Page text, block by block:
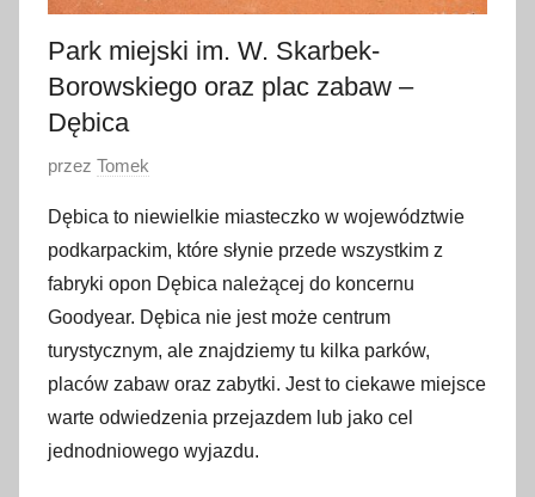
Park miejski im. W. Skarbek-
Borowskiego oraz plac zabaw –
Dębica
O
u
b
l
i
k
o
w
a
przez Tomek
Dębica to niewielkie miasteczko w województwie
podkarpackim, które słynie przede wszystkim z
fabryki opon Dębica należącej do koncernu
Goodyear. Dębica nie jest może centrum
turystycznym, ale znajdziemy tu kilka parków,
placów zabaw oraz zabytki. Jest to ciekawe miejsce
warte odwiedzenia przejazdem lub jako cel
jednodniowego wyjazdu.